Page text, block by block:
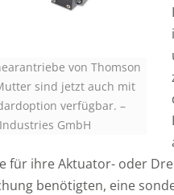
von Thomson
sind jetzt auch mit
verfügbar. –
GmbH
für ihre Aktuator- oder
benötigten, eine